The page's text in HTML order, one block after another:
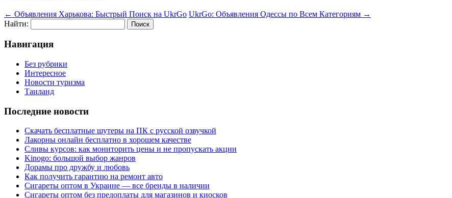
← Объявления Харькова: Быстрый Поиск на UkrGo UkrGo: Объявления Одессы по Всем Категориям →
Найти:
Навигация
Без рубрики
Интересное
Новости туризма
Таиланд
Последние новости
Скачать бесплатные шутеры на ПК с русской озвучкой
Лакорны онлайн бесплатно в хорошем качестве
Сливы курсов: как мониторить цены и не пропускать акции
Kinogo: большой выбор жанров
Дорамы про дружбу и любовь
Как получить гарантию на ремонт авто
Сигареты оптом в Украине — все бренды в наличии
Сигареты оптом без предоплаты для магазинов и киосков